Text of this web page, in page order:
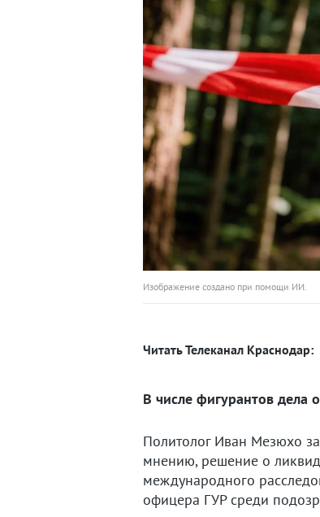
Изображение создано при помощи ИИ.
Читать Телеканал Краснодар:
В числе фигурантов дела
Политолог Иван Мезюхо
мнению, решение о
международного
офицера ГУР среди